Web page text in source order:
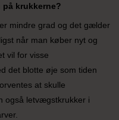
krukkerne?
mindre grad og det gælder
når man køber nyt og
vil for visse
det blotte øje som tiden
at skulle
også letvægstkrukker i